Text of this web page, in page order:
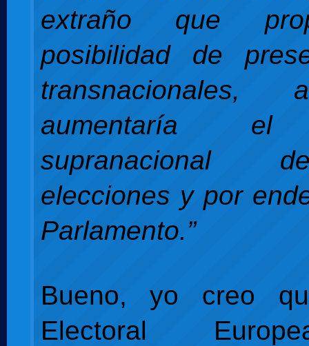
extraño que
posibilidad de
transnacionales,
aumentaría el
supranacional
elecciones y por
Parlamento.”
Bueno, yo creo
Electoral